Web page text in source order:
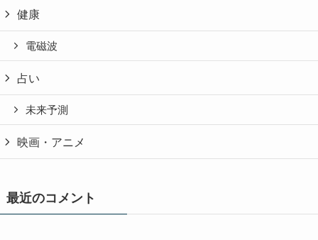
健康
電磁波
占い
未来予測
映画・アニメ
最近のコメント